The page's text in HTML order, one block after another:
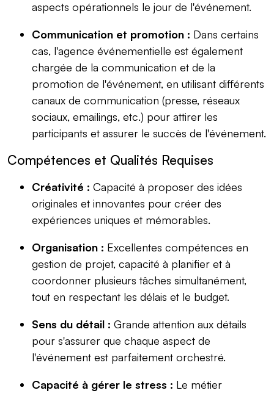
aspects opérationnels le jour de l'événement.
Communication et promotion : Dans certains
cas, l'agence événementielle est également
chargée de la communication et de la
promotion de l'événement, en utilisant différents
canaux de communication (presse, réseaux
sociaux, emailings, etc.) pour attirer les
participants et assurer le succès de l'événement.
Compétences et Qualités Requises
Créativité : Capacité à proposer des idées
originales et innovantes pour créer des
expériences uniques et mémorables.
Organisation : Excellentes compétences en
gestion de projet, capacité à planifier et à
coordonner plusieurs tâches simultanément,
tout en respectant les délais et le budget.
Sens du détail : Grande attention aux détails
pour s'assurer que chaque aspect de
l'événement est parfaitement orchestré.
Capacité à gérer le stress : Le métier